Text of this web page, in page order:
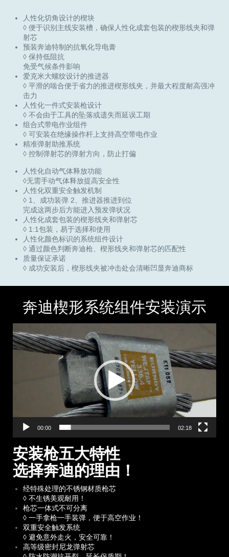
人性化切角设计的楔块
◊ 便于识别主线安装槽，确保人性化成套包装的楔形线夹和弹
射芯
预装奔迪特制的抗氧化导电膏
◊ 保持低阻抗
免受气候条件影响
爱克米大螺纹设计的推进器
◊ 平滑的啮合便于省力的推进楔形线夹，并最大程度耐高强冲
击力
人性化一件式安装枪设计
◊ 不会由于工具的坠落或遗失而延误工期
组合式带电作业组件
◊ 可安装在绝缘操作杆上支持高空带电作业
精准弹射助推系统
◊ 控制弹射芯的弹射方向，防止打偏
人性化自动气体释放功能
◊无需手动气体释放提高安全性
人性化双重安全触发机制
◊ 1、成功装弹 2、推进器推进到位
完成这两步后方能进入预发弹状况
人性化成套包装的楔形线夹和弹射芯
◊ 1:1包装，易于选择和使用
人性化颜色标识的系统组件设计
◊ 通过颜色判断奔迪枪、楔形线夹和弹射芯的匹配性
质量保证承诺
◊ 成功安装后，楔形线夹被冲击处会清晰凹显奔迪商标
奔迪楔形系统组件安装演示
频
播
00:00 02:18
安装枪五大特性
选择奔迪的理由！
经特殊处理的不锈钢材质枪芯
◊ 不生锈美观耐用！
枪芯一体式不可分离
◊ 一手拿枪一手装弹，便于高空作业！
双重安全触发系统
◊ 避免意外走火，安全可靠！
高等级密封尼龙弹射芯